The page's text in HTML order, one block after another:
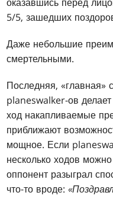
5/5, зашедших
Даже небольшие
смертельными.
Последняя, «главная»
planeswalker-ов
ход накапливаемые
приближают
мощное. Если
несколько ходов
оппонент разыграл
что-то вроде: